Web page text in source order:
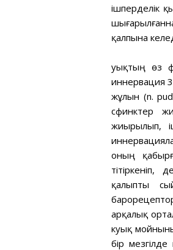
ішперделік
қалпына
Қуықтың өз
иннервация
жұлын (n.
сфинктер
жиырылып,
оның
қалыпты
арқалық
куық
бір